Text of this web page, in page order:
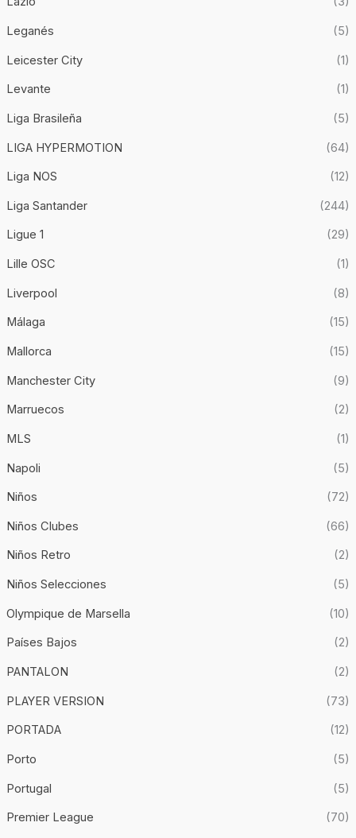
Leganés (5)
Leicester City (1)
Levante (1)
Liga Brasileña (5)
LIGA HYPERMOTION (64)
Liga NOS (12)
Liga Santander (244)
Ligue 1 (29)
Lille OSC (1)
Liverpool (8)
Málaga (15)
Mallorca (15)
Manchester City (9)
Marruecos (2)
MLS (1)
Napoli (5)
Niños (72)
Niños Clubes (66)
Niños Retro (2)
Niños Selecciones (5)
Olympique de Marsella (10)
Países Bajos (2)
PANTALON (2)
PLAYER VERSION (73)
PORTADA (12)
Porto (5)
Portugal (5)
Premier League (70)